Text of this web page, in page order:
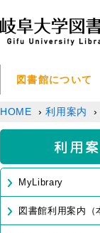
図書館について
HOME › 利用案内 ›
利用
MyLibrary
図書館利用案内（